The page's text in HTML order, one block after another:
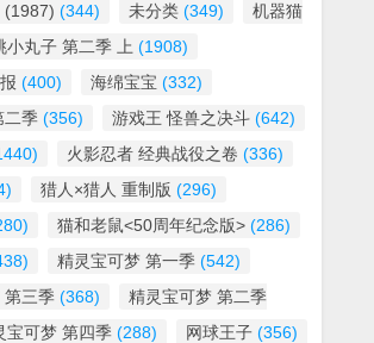
(1987) (344) 未分类 (349)
机器猫
小丸子 第二季 上 (1908)
(400) 海绵宝宝 (332)
二季 (356) 游戏王 怪兽之决斗 (642)
火影忍者 经典战役之卷 (336)
猎人×猎人 重制版 (296)
猫和老鼠<50周年纪念版> (286)
精灵宝可梦 第一季 (542)
第三季 (368)
精灵宝可梦 第二季
宝可梦 第四季 (288) 网球王子 (356)